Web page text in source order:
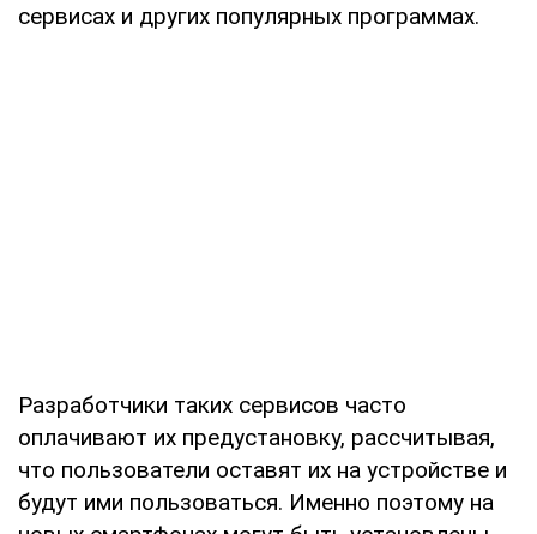
сервисах и других популярных программах.
Разработчики таких сервисов часто
оплачивают их предустановку, рассчитывая,
что пользователи оставят их на устройстве и
будут ими пользоваться. Именно поэтому на